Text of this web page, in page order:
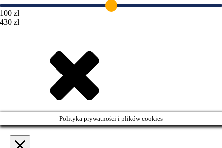
100 zł
430 zł
Polityka prywatności i plików cookies